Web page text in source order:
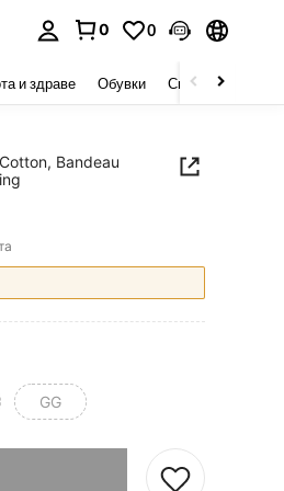
0 0
и здраве Обувки Спорт И На
Bandeau
GG